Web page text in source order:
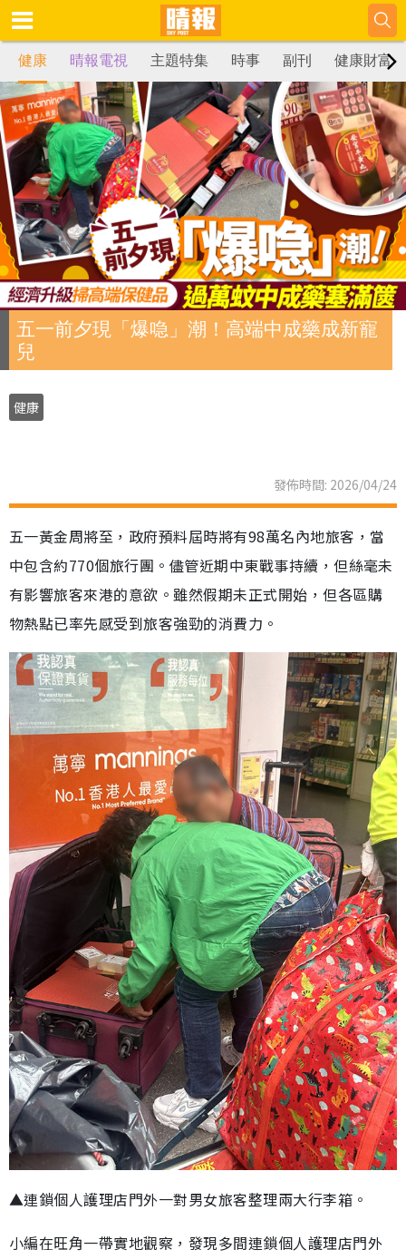
健康 晴報電視 主題特集 時事 副刊 健康財富
五一前夕現「爆喼」潮！高端中成藥成新寵
兒
健康
發佈時間: 2026/04/24
五一黃金周將至，政府預料屆時將有98萬名內地旅客，當
中包含約770個旅行團。儘管近期中東戰事持續，但絲毫未
有影響旅客來港的意欲。雖然假期未正式開始，但各區購
物熱點已率先感受到旅客強勁的消費力。
▲連鎖個人護理店門外一對男女旅客整理兩大行李箱。
小編在旺角一帶實地觀察，發現多間連鎖個人護理店門外